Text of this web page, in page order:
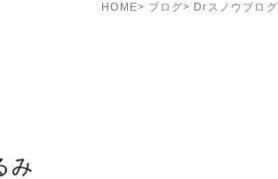
HOME ブログ Drスノウブログ
み